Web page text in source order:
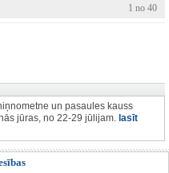
1 no 40
un pasaules kauss
jūras, no 22-29 jūlijam. lasīt